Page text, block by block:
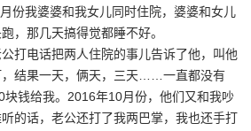
份我婆婆和我女儿同时住院，婆婆和女儿
，那几天搞得觉都睡不好。
打电话把两人住院的事儿告诉了他，叫他
，结果一天，俩天，三天……一直都没有
块钱给我。2016年10月份，他们又和我吵
的话，老公还打了我两巴掌，我也还手打